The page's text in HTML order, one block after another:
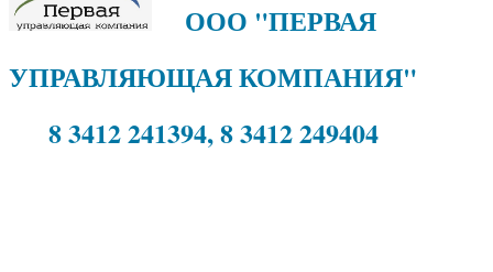
ООО "ПЕРВАЯ
УПРАВЛЯЮЩАЯ КОМПАНИЯ"
8 3412 241394, 8 3412 249404